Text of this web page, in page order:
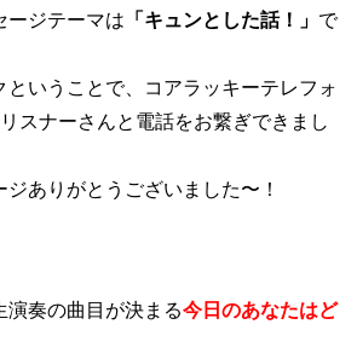
ージテーマは 「キュンとした話！ 」 で
いうことで、コアラッキーテレフォ
スナーさんと電話をお繋ぎできまし
ありがとうございました〜！
奏の曲目が決まる今日のあなたはど